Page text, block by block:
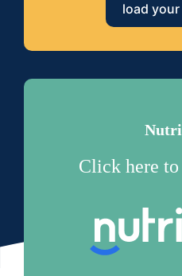
load
Click here